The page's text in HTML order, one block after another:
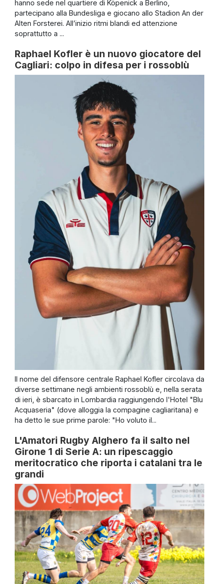
hanno sede nel quartiere di Köpenick a Berlino,
partecipano alla Bundesliga e giocano allo Stadion An der
Alten Forsterei. All’inizio ritmi blandi ed attenzione
soprattutto a ...
Raphael Kofler è un nuovo giocatore del
Cagliari: colpo in difesa per i rossoblù
Il nome del difensore centrale Raphael Kofler circolava da
diverse settimane negli ambienti rossoblù e, nella serata
di ieri, è sbarcato in Lombardia raggiungendo l'Hotel "Blu
Acquaseria" (dove alloggia la compagine cagliaritana) e
ha detto le sue prime parole: "Ho voluto il...
L'Amatori Rugby Alghero fa il salto nel
Girone 1 di Serie A: un ripescaggio
meritocratico che riporta i catalani tra le
grandi